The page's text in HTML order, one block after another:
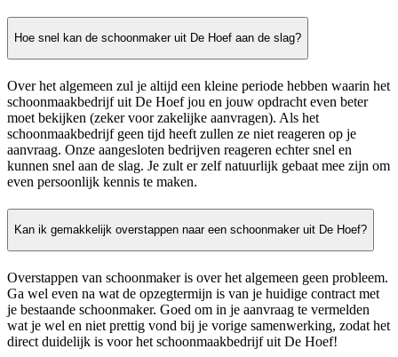
Hoe snel kan de schoonmaker uit De Hoef aan de slag?
Over het algemeen zul je altijd een kleine periode hebben waarin het
schoonmaakbedrijf uit De Hoef jou en jouw opdracht even beter
moet bekijken (zeker voor zakelijke aanvragen). Als het
schoonmaakbedrijf geen tijd heeft zullen ze niet reageren op je
aanvraag. Onze aangesloten bedrijven reageren echter snel en
kunnen snel aan de slag. Je zult er zelf natuurlijk gebaat mee zijn om
even persoonlijk kennis te maken.
Kan ik gemakkelijk overstappen naar een schoonmaker uit De Hoef?
Overstappen van schoonmaker is over het algemeen geen probleem.
Ga wel even na wat de opzegtermijn is van je huidige contract met
je bestaande schoonmaker. Goed om in je aanvraag te vermelden
wat je wel en niet prettig vond bij je vorige samenwerking, zodat het
direct duidelijk is voor het schoonmaakbedrijf uit De Hoef!